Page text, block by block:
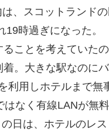
、スコットランド
時過ぎになった。
ことを考えていた
。大きな駅なのに
用しホテルまで無
なく有線LANが無
日は、ホテルのレ